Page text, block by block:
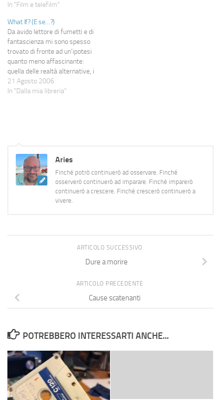
In "Film e telefilm"
What If? (E se…?)
Da avido lettore di fumetti e di
fantascienza mi sono spesso
trovato di fronte ad un'ipotesi
quanto meno affascinante:
quella delle realtà alternative, i
cosiddetti What If? La
letteratura classica e quella a
21 Agosto 2006
In "Dalla mia libreria"
Aries
Finché potrò continuerò ad osservare. Finché
osserverò continuerò ad imparare. Finché imparerò
continuerò a crescere. Finché crescerò continuerò a
vivere.
ARTICOLO SUCCESSIVO
Dure a morire
ARTICOLO PRECEDENTE
Cause scatenanti
POTREBBERO INTERESSARTI ANCHE...